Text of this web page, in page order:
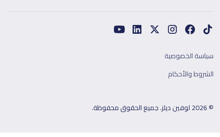
© 2026 لوفين ديلز. جميع الحقوق محفوظة.
سياسة الخصوصية
الشروط والأحكام